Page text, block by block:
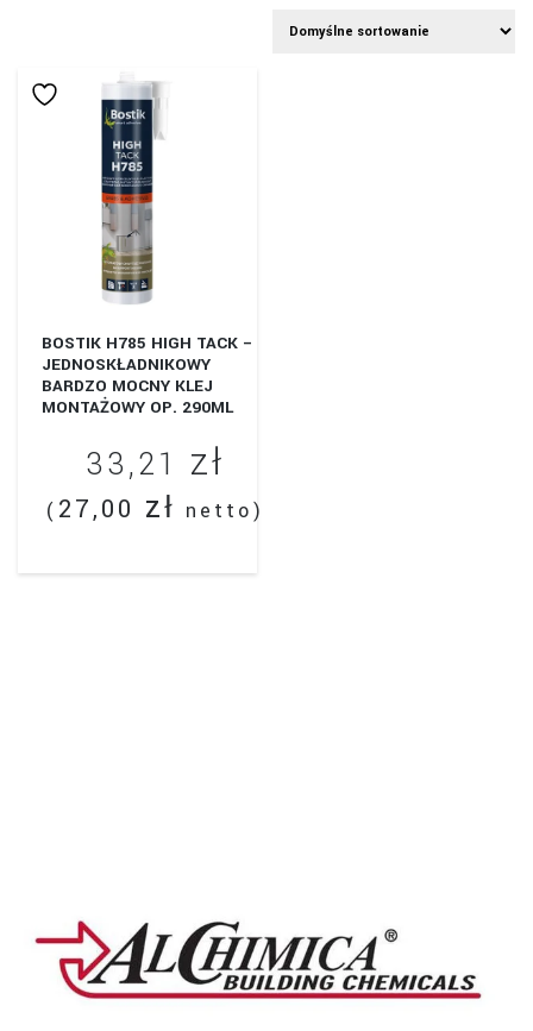
BOSTIK H785 HIGH TACK –
JEDNOSKŁADNIKOWY
BARDZO MOCNY KLEJ
MONTAŻOWY OP. 290ML
33,21 zł
( 27,00 zł netto)